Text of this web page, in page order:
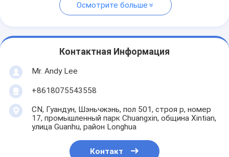
Осмотрите больше
Контактная Информация
Mr. Andy Lee
+8618075543558
CN, Гуандун, Шэньчжэнь, пол 501, строя p, номер
17, промышленный парк Chuangxin, община Xintian,
улица Guanhu, район Longhua
Контакт